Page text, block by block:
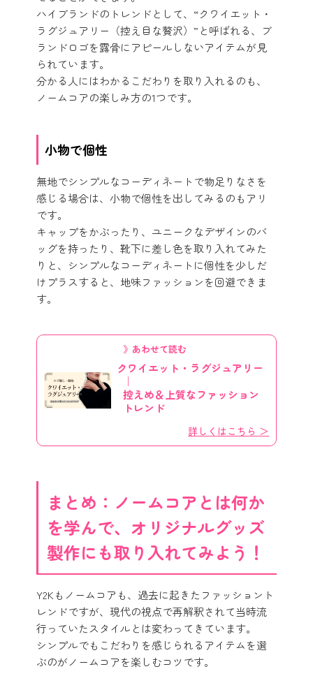
ハイブランドのトレンドとして、“クワイエット・
ラグジュアリー（控え目な贅沢）”と呼ばれる、ブ
ランドロゴを露骨にアピールしないアイテムが見
られています。
分かる人にはわかるこだわりを取り入れるのも、
ノームコアの楽しみ方の1つです。
小物で個性
無地でシンプルなコーディネートで物足りなさを
感じる場合は、小物で個性を出してみるのもアリ
です。
キャップをかぶったり、ユニークなデザインのバ
ッグを持ったり、靴下に差し色を取り入れてみた
りと、シンプルなコーディネートに個性を少しだ
けプラスすると、地味ファッションを回避できま
す。
》あわせて読む
クワイエット・ラグジュアリー
｜
控えめ＆上質なファッション
トレンド
詳しくはこちら ＞
まとめ：ノームコアとは何か
を学んで、オリジナルグッズ
製作にも取り入れてみよう！
Y2Kもノームコアも、過去に起きたファッショント
レンドですが、現代の視点で再解釈されて当時流
行っていたスタイルとは変わってきています。
シンプルでもこだわりを感じられるアイテムを選
ぶのがノームコアを楽しむコツです。